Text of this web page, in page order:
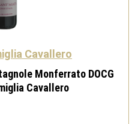
Cavallero
Monferrato DOCG
Cavallero